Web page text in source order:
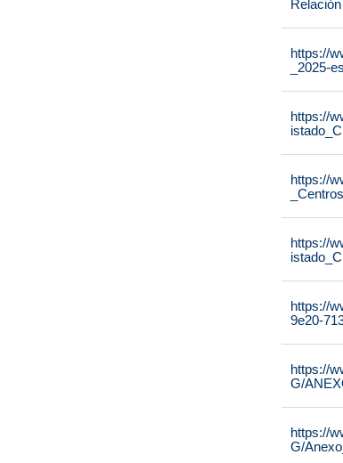
https://
_2025-
https://
https://
https://
https://
9e20-
https://
G/
https://
G/